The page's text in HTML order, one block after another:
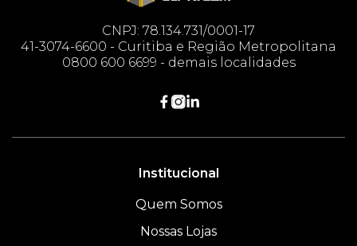
CNPJ: 78.134.731/0001-17
41-3074-6600 - Curitiba e Região Metropolitana
0800 600 6699 - demais localidades
Institucional
Quem Somos
Nossas Lojas